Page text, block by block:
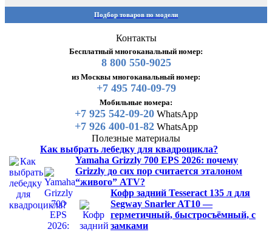
Подбор товаров по модели
Контакты
Бесплатный многоканальный номер:
8 800 550-9025
из Москвы многоканальный номер:
+7 495 740-09-79
Мобильные номера:
+7 925 542-09-20WhatsApp
+7 926 400-01-82WhatsApp
Полезные материалы
Как выбрать лебедку для квадроцикла?
Yamaha Grizzly 700 EPS 2026: почему
Grizzly до сих пор считается эталоном
“живого” ATV?
Кофр задний Tesseract 135 л для
Segway Snarler AT10 —
герметичный, быстросъёмный, с
замками